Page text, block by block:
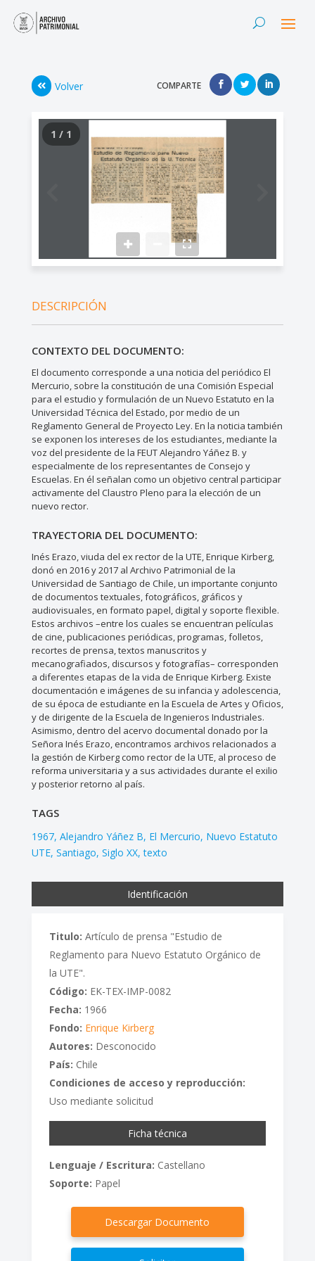
Volver COMPARTE
1 / 1
DESCRIPCIÓN
CONTEXTO DEL DOCUMENTO:
El documento corresponde a una noticia del periódico El
Mercurio, sobre la constitución de una Comisión Especial
para el estudio y formulación de un Nuevo Estatuto en la
Universidad Técnica del Estado, por medio de un
Reglamento General de Proyecto Ley. En la noticia también
se exponen los intereses de los estudiantes, mediante la
voz del presidente de la FEUT Alejandro Yáñez B. y
especialmente de los representantes de Consejo y
Escuelas. En él señalan como un objetivo central participar
activamente del Claustro Pleno para la elección de un
nuevo rector.
TRAYECTORIA DEL DOCUMENTO:
Inés Erazo, viuda del ex rector de la UTE, Enrique Kirberg,
donó en 2016 y 2017 al Archivo Patrimonial de la
Universidad de Santiago de Chile, un importante conjunto
de documentos textuales, fotográficos, gráficos y
audiovisuales, en formato papel, digital y soporte flexible.
Estos archivos –entre los cuales se encuentran películas
de cine, publicaciones periódicas, programas, folletos,
recortes de prensa, textos manuscritos y
mecanografiados, discursos y fotografías– corresponden
a diferentes etapas de la vida de Enrique Kirberg. Existe
documentación e imágenes de su infancia y adolescencia,
de su época de estudiante en la Escuela de Artes y Oficios,
y de dirigente de la Escuela de Ingenieros Industriales.
Asimismo, dentro del acervo documental donado por la
Señora Inés Erazo, encontramos archivos relacionados a
la gestión de Kirberg como rector de la UTE, al proceso de
reforma universitaria y a sus actividades durante el exilio
y posterior retorno al país.
TAGS
1967 Alejandro Yáñez B El Mercurio Nuevo Estatuto
UTE Santiago Siglo XX texto
Identificación
Titulo: Artículo de prensa "Estudio de
Reglamento para Nuevo Estatuto Orgánico de
la UTE".
Código: EK-TEX-IMP-0082
Fecha: 1966
Fondo: Enrique Kirberg
Autores: Desconocido
País: Chile
Condiciones de acceso y reproducción:
Uso mediante solicitud
Ficha técnica
Lenguaje / Escritura: Castellano
Soporte: Papel
Descargar Documento